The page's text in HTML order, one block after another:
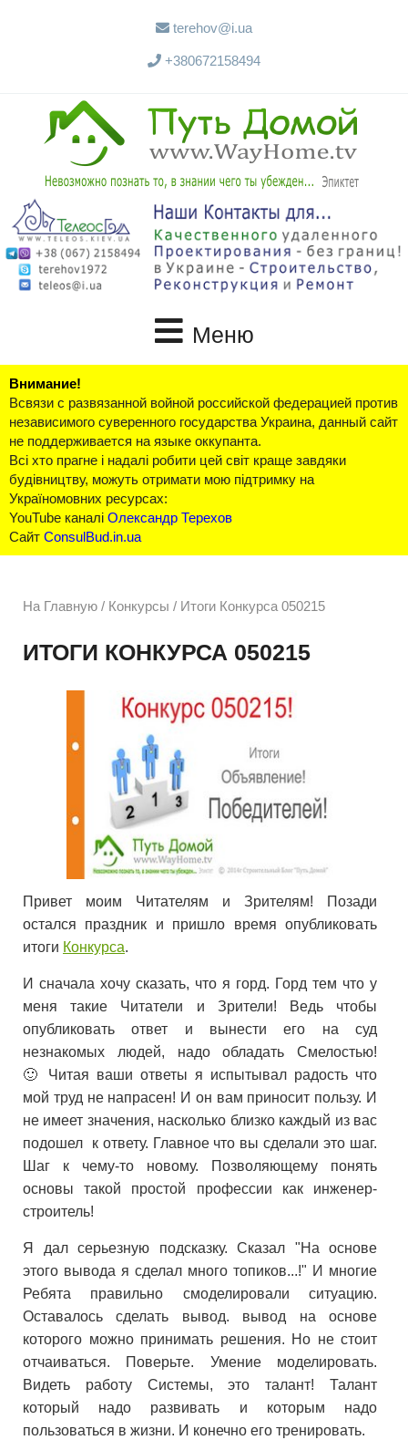
terehov@i.ua
+380672158494
Меню
Внимание!
Всвязи с развязанной войной российской федерацией против
независимого суверенного государства Украина, данный сайт
не поддерживается на языке оккупанта.
Всі хто прагне і надалі робити цей світ краще завдяки
будівництву, можуть отримати мою підтримку на
Україномовних ресурсах:
YouTube каналі Олександр Терехов
Сайт ConsulBud.in.ua
На Главную / Конкурсы / Итоги Конкурса 050215
ИТОГИ КОНКУРСА 050215
Привет моим Читателям и Зрителям! Позади
остался праздник и пришло время опубликовать
итоги Конкурса.
И сначала хочу сказать, что я горд. Горд тем что у
меня такие Читатели и Зрители! Ведь чтобы
опубликовать ответ и вынести его на суд
незнакомых людей, надо обладать Смелостью!
🙂 Читая ваши ответы я испытывал радость что
мой труд не напрасен! И он вам приносит пользу. И
не имеет значения, насколько близко каждый из вас
подошел к ответу. Главное что вы сделали это шаг.
Шаг к чему-то новому. Позволяющему понять
основы такой простой профессии как инженер-
строитель!
Я дал серьезную подсказку. Сказал "На основе
этого вывода я сделал много топиков...!" И многие
Ребята правильно смоделировали ситуацию.
Оставалось сделать вывод. вывод на основе
которого можно принимать решения. Но не стоит
отчаиваться. Поверьте. Умение моделировать.
Видеть работу Системы, это талант! Талант
который надо развивать и которым надо
пользоваться в жизни. И конечно его тренировать.